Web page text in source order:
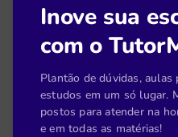
[Planilha]
coordenador
Inove sua
com o
Plantão de dúvidas,
estudos em um só lugar.
postos para atender na
e em todas as matérias!